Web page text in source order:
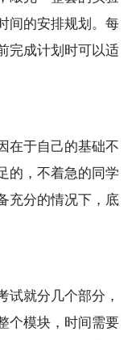
间的安排规划。每
完成计划时可以适
在于自己的基础不
的，不着急的同学
充分的情况下，底
试就分几个部分，
个模块，时间需要